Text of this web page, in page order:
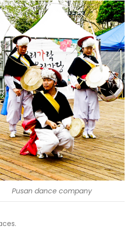
Pusan dance company